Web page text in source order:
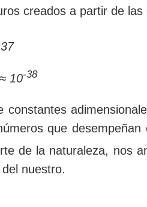
creados a partir de
10-38
constantes
que
de la naturaleza, nos
nuestro.